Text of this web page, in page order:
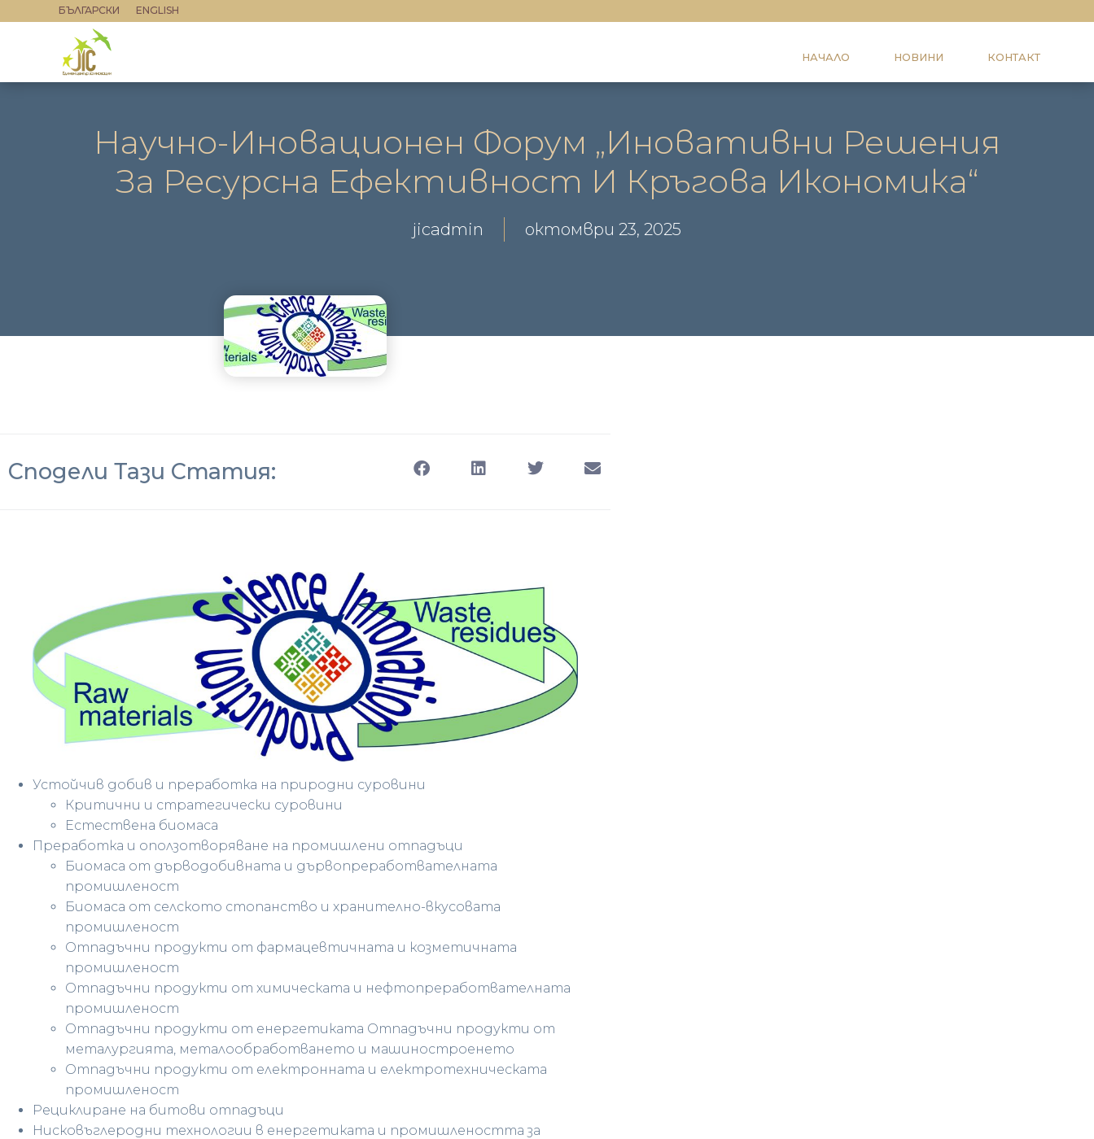
БЪЛГАРСКИ ENGLISH
НАЧАЛО НОВИНИ КОНТАКТ
Научно-Иновационен Форум „Иновативни Решения
За Ресурсна Ефективност И Кръгова Икономика“
jicadmin октомври 23, 2025
Сподели Тази Статия:
Устойчив добив и преработка на природни суровини
Критични и стратегически суровини
Естествена биомаса
Преработка и оползотворяване на промишлени отпадъци
Биомаса от дърводобивната и дървопреработвателната
промишленост
Биомаса от селското стопанство и хранително-вкусовата
промишленост
Отпадъчни продукти от фармацевтичната и козметичната
промишленост
Отпадъчни продукти от химическата и нефтопреработвателната
промишленост
Отпадъчни продукти от енергетиката Отпадъчни продукти от
металургията, металообработването и машиностроенето
Отпадъчни продукти от електронната и електротехническата
промишленост
Рециклиране на битови отпадъци
Нисковъглеродни технологии в енергетиката и промишлеността за